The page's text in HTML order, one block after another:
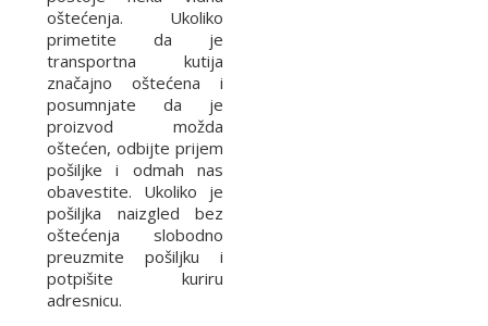
oštećenja. Ukoliko
primetite da je
transportna kutija
značajno oštećena i
posumnjate da je
proizvod možda
oštećen, odbijte prijem
pošiljke i odmah nas
obavestite. Ukoliko je
pošiljka naizgled bez
oštećenja slobodno
preuzmite pošiljku i
potpišite kuriru
adresnicu.